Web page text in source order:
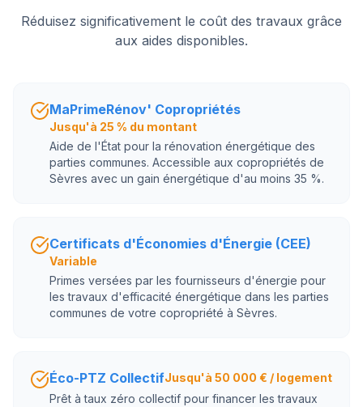
Réduisez significativement le coût des travaux grâce
aux aides disponibles.
MaPrimeRénov' Copropriétés
Jusqu'à 25 % du montant
Aide de l'État pour la rénovation énergétique des
parties communes. Accessible aux copropriétés de
Sèvres avec un gain énergétique d'au moins 35 %.
Certificats d'Économies d'Énergie (CEE)
Variable
Primes versées par les fournisseurs d'énergie pour
les travaux d'efficacité énergétique dans les parties
communes de votre copropriété à Sèvres.
Éco-PTZ CollectifJusqu'à 50 000 € / logement
Prêt à taux zéro collectif pour financer les travaux